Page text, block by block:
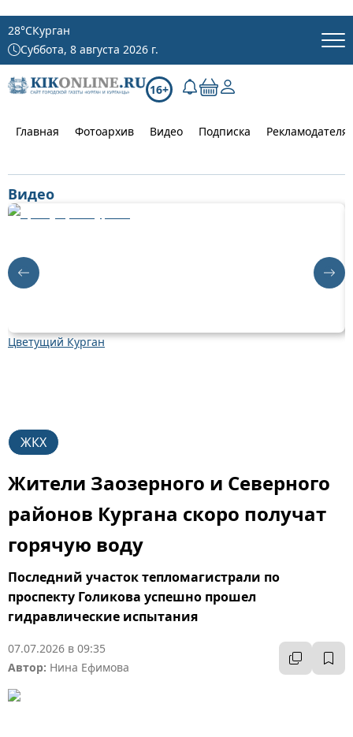
28°CКурган
Суббота, 8 августа 2026 г.
16+
Главная Фотоархив Видео Подписка
Видео
Цветущий Курган
ЖКХ
Жители Заозерного и Северного
районов Кургана скоро получат
горячую воду
Последний участок тепломагистрали по
проспекту Голикова успешно прошел
гидравлические испытания
07.07.2026 в 09:35
Автор: Нина Ефимова